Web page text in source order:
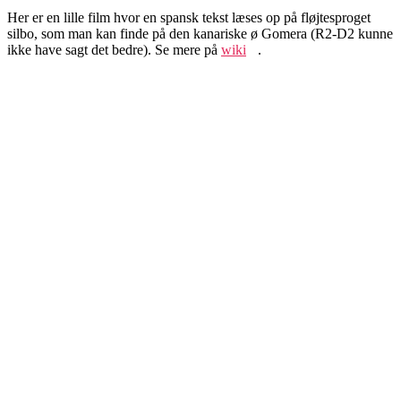
Her er en lille film hvor en spansk tekst læses op på fløjtesproget
silbo, som man kan finde på den kanariske ø Gomera (R2-D2 kunne
ikke have sagt det bedre). Se mere på wiki .